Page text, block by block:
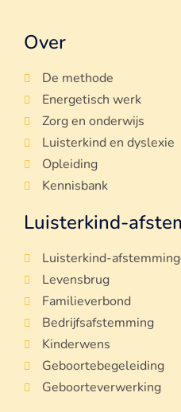
Over
De methode
Energetisch werk
Zorg en onderwijs
Luisterkind en dyslexie
Opleiding
Kennisbank
Luisterkind-
Luisterkind-
Levensbrug
Familieverbond
Bedrijfsafstemming
Kinderwens
Geboortebegeleiding
Geboorteverwerking